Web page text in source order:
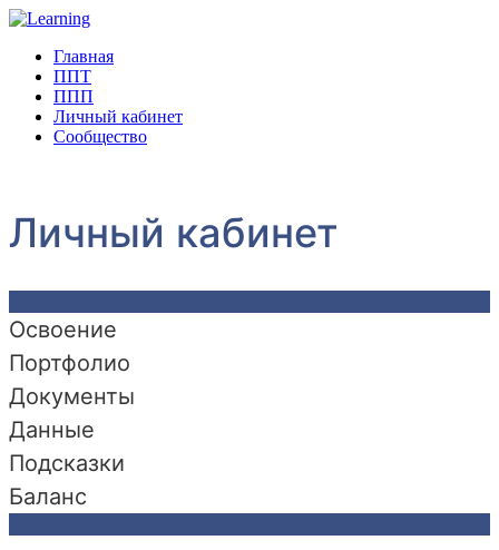
Главная
ППТ
ППП
Личный кабинет
Сообщество
Личный кабинет
Освоение
Портфолио
Документы
Данные
Подсказки
Баланс